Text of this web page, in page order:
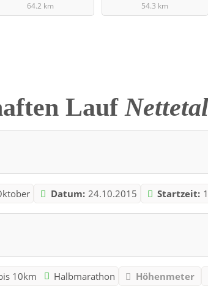
64.2 km
54.3 km
Lauf
Datum: 24.10.2015 Startzeit:
10km Halbmarathon Höhenmeter